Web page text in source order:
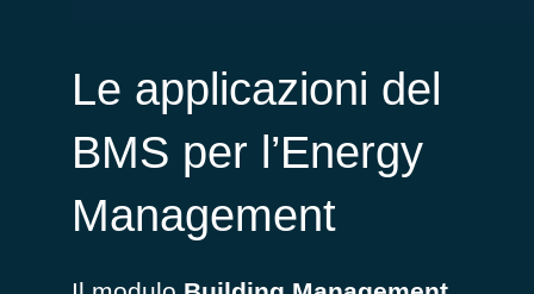
Le applicazioni del
BMS per l’Energy
Management